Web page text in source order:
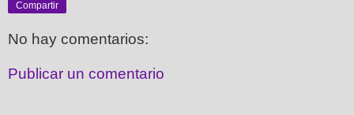
Compartir
No hay comentarios:
Publicar un comentario